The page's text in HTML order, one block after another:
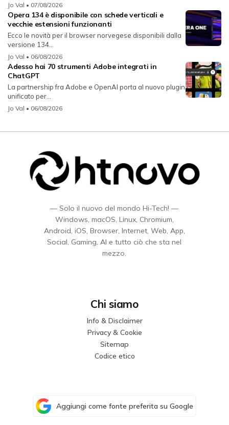
Jo Val • 07/08/2026
Opera 134 è disponibile con schede verticali e
vecchie estensioni funzionanti
Ecco le novità per il browser norvegese disponibili dalla
versione 134...
Jo Val • 06/08/2026
Adesso hai 70 strumenti Adobe integrati in
ChatGPT
La partnership fra Adobe e OpenAI porta al nuovo plugin
unificato per...
Jo Val • 06/08/2026
— Solo il nuovo del mondo Hi-Tech! —
Windows, macOS, Linux, Chromium,
Android, iOS, Browser, Internet, Web, App,
Social, Gaming, AI e tutto ciò che sta nel
mezzo.
Chi siamo
Info & Disclaimer
Privacy & Cookie
Sitemap
Codice etico
Aggiungi come fonte preferita su Google